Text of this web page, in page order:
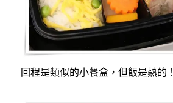
回程是類似的小餐盒，但飯是熱的！